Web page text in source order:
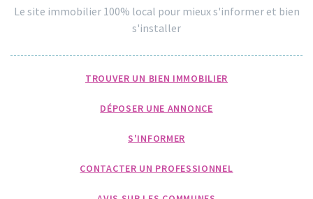
Le site immobilier 100% local pour mieux s'informer et bien
s'installer
TROUVER UN BIEN IMMOBILIER
DÉPOSER UNE ANNONCE
S'INFORMER
CONTACTER UN PROFESSIONNEL